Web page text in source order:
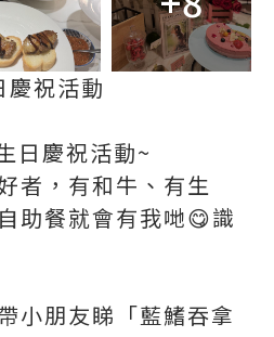
祝活動
日慶祝活動~
者，有和牛、有生
助餐就會有我哋😋識
小朋友睇「藍鰭吞拿